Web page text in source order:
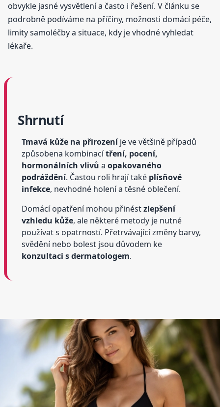
obvykle jasné vysvětlení a často i řešení. V článku se
podrobně podíváme na příčiny, možnosti domácí péče,
limity samoléčby a situace, kdy je vhodné vyhledat
lékaře.
Shrnutí
Tmavá kůže na přirozeníje ve většině případů
způsobena kombinacítření, pocení,
hormonálních vlivů a opakovaného
podráždění. Častou roli hrají také plísňové
infekce, nevhodné holení a těsné oblečení.
Domácí opatření mohou přinéstzlepšení
vzhledu kůže, ale některé metody je nutné
používat s opatrností. Přetrvávající změny barvy,
svědění nebo bolest jsou důvodem ke
konzultaci s dermatologem.